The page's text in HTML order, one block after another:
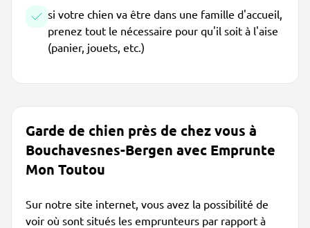
si votre chien va être dans une famille d'accueil,
prenez tout le nécessaire pour qu'il soit à l'aise
(panier, jouets, etc.)
Garde de chien près de chez vous à
Bouchavesnes-Bergen avec Emprunte
Mon Toutou
Sur notre site internet, vous avez la possibilité de
voir où sont situés les emprunteurs par rapport à